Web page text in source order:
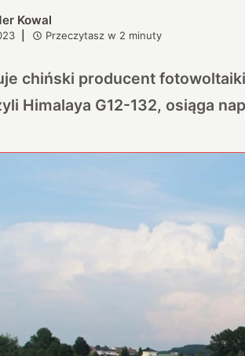
Kowal
Przeczytasz w 2 minuty
chiński producent
Himalaya G12-132, osiąga